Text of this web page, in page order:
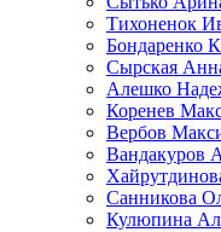
Тихоненок
Бондаренко
Сырская
Алешко
Коренев
Вербов
Вандакуров
Санникова
Кулюпина